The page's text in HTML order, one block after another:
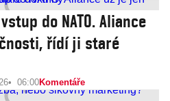
do NATO. Aliance
řídí ji staré
06:00Komentáře